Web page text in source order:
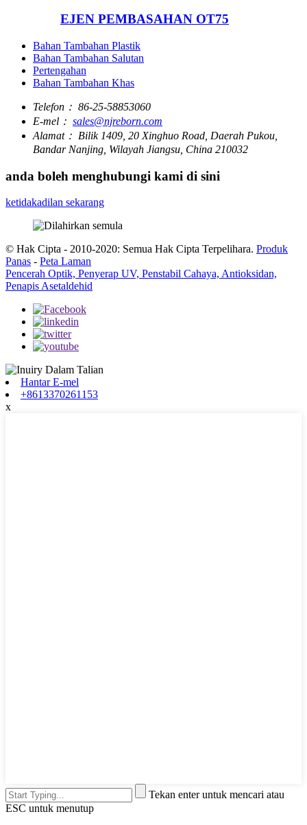
EJEN PEMBASAHAN OT75
Bahan Tambahan Plastik
Bahan Tambahan Salutan
Pertengahan
Bahan Tambahan Khas
Telefon： 86-25-58853060
E-mel： sales@njreborn.com
Alamat： Bilik 1409, 20 Xinghuo Road, Daerah Pukou,
Bandar Nanjing, Wilayah Jiangsu, China 210032
anda boleh menghubungi kami di sini
ketidakadilan sekarang
© Hak Cipta - 2010-2020: Semua Hak Cipta Terpelihara. Produk
Panas - Peta Laman
Pencerah Optik, Penyerap UV, Penstabil Cahaya, Antioksidan,
Penapis Asetaldehid
Hantar E-mel
+8613370261153
x
Tekan enter untuk mencari atau
ESC untuk menutup